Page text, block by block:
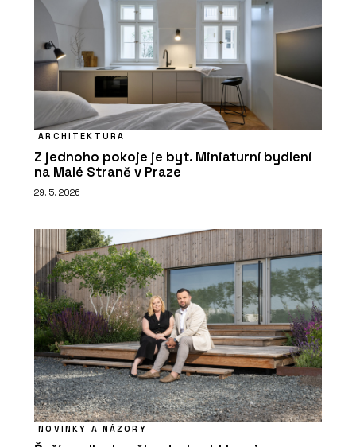
ARCHITEKTURA
Z jednoho pokoje je byt. Miniaturní bydlení
na Malé Straně v Praze
29. 5. 2026
NOVINKY A NÁZORY